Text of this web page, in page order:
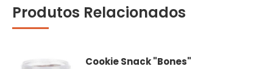
Produtos Relacionados
Cookie Snack "Bones"